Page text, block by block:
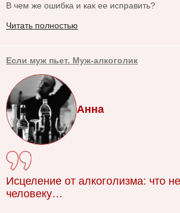
В чем же ошибка и как ее исправить?
Читать полностью
Если муж пьет. Муж-алкоголик
Анна
Исцеление от алкоголизма: что
человеку…